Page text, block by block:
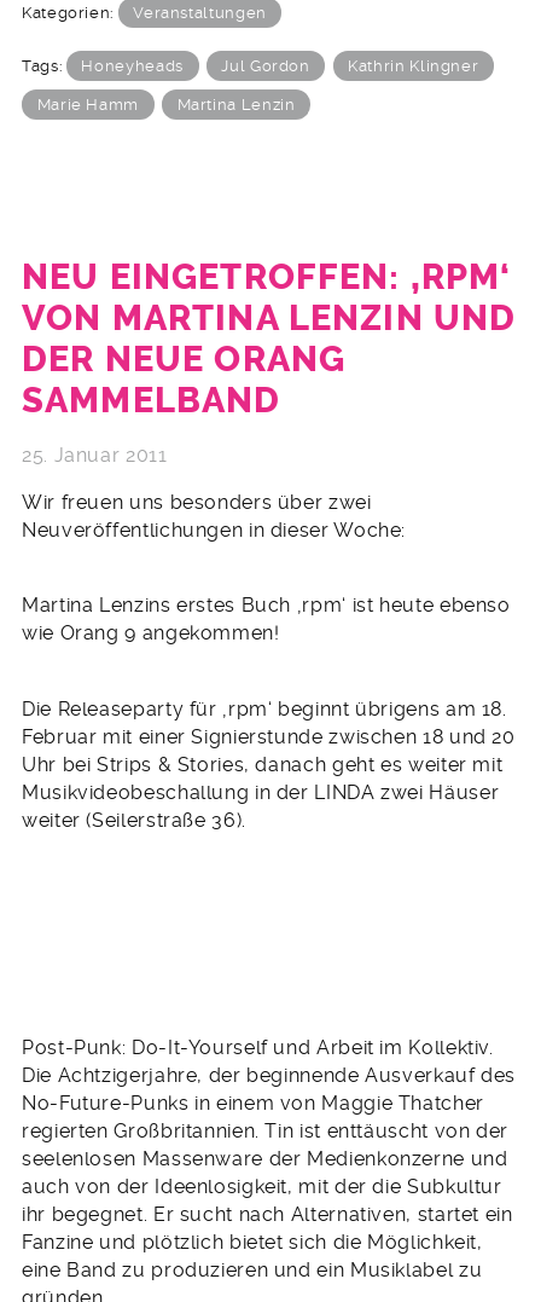
Kategorien: Veranstaltungen
Tags: Honeyheads Jul Gordon Kathrin Klingner
Marie Hamm Martina Lenzin
NEU EINGETROFFEN: ‚RPM‘
VON MARTINA LENZIN UND
DER NEUE ORANG
SAMMELBAND
25. Januar 2011
Wir freuen uns besonders über zwei
Neuveröffentlichungen in dieser Woche:
Martina Lenzins erstes Buch ‚rpm‘ ist heute ebenso
wie Orang 9 angekommen!
Die Releaseparty für ‚rpm‘ beginnt übrigens am 18.
Februar mit einer Signierstunde zwischen 18 und 20
Uhr bei Strips & Stories, danach geht es weiter mit
Musikvideobeschallung in der LINDA zwei Häuser
weiter (Seilerstraße 36).
Post-Punk: Do-It-Yourself und Arbeit im Kollektiv.
Die Achtzigerjahre, der beginnende Ausverkauf des
No-Future-Punks in einem von Maggie Thatcher
regierten Großbritannien. Tin ist enttäuscht von der
seelenlosen Massenware der Medienkonzerne und
auch von der Ideenlosigkeit, mit der die Subkultur
ihr begegnet. Er sucht nach Alternativen, startet ein
Fanzine und plötzlich bietet sich die Möglichkeit,
eine Band zu produzieren und ein Musiklabel zu
gründen.